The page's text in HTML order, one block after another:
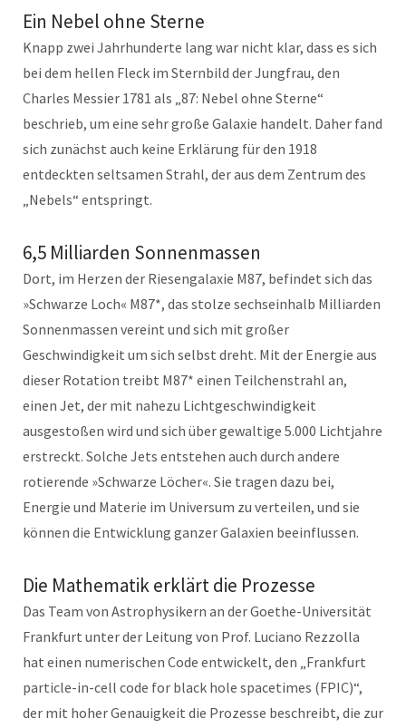
Ein Nebel ohne Sterne
Knapp zwei Jahrhunderte lang war nicht klar, dass es sich
bei dem hellen Fleck im Sternbild der Jungfrau, den
Charles Messier 1781 als „87: Nebel ohne Sterne“
beschrieb, um eine sehr große Galaxie handelt. Daher fand
sich zunächst auch keine Erklärung für den 1918
entdeckten seltsamen Strahl, der aus dem Zentrum des
„Nebels“ entspringt.
6,5 Milliarden Sonnenmassen
Dort, im Herzen der Riesengalaxie M87, befindet sich das
»Schwarze Loch« M87*, das stolze sechseinhalb Milliarden
Sonnenmassen vereint und sich mit großer
Geschwindigkeit um sich selbst dreht. Mit der Energie aus
dieser Rotation treibt M87* einen Teilchenstrahl an,
einen Jet, der mit nahezu Lichtgeschwindigkeit
ausgestoßen wird und sich über gewaltige 5.000 Lichtjahre
erstreckt. Solche Jets entstehen auch durch andere
rotierende »Schwarze Löcher«. Sie tragen dazu bei,
Energie und Materie im Universum zu verteilen, und sie
können die Entwicklung ganzer Galaxien beeinflussen.
Die Mathematik erklärt die Prozesse
Das Team von Astrophysikern an der Goethe-Universität
Frankfurt unter der Leitung von Prof. Luciano Rezzolla
hat einen numerischen Code entwickelt, den „Frankfurt
particle-in-cell code for black hole spacetimes (FPIC)“,
der mit hoher Genauigkeit die Prozesse beschreibt, die zur